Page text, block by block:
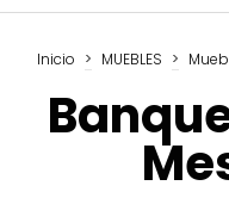
Inicio > MUEBLES >